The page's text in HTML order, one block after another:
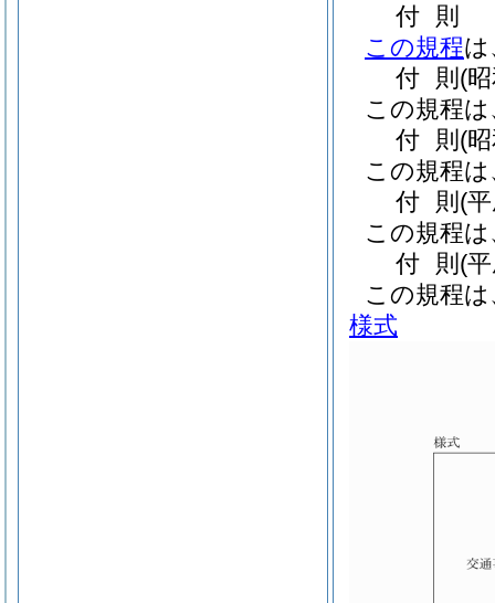
付 則
この規程は
付 則 (
この規程
付 則 (
この規程
付 則 (
この規程
付 則 (
この規程
様式